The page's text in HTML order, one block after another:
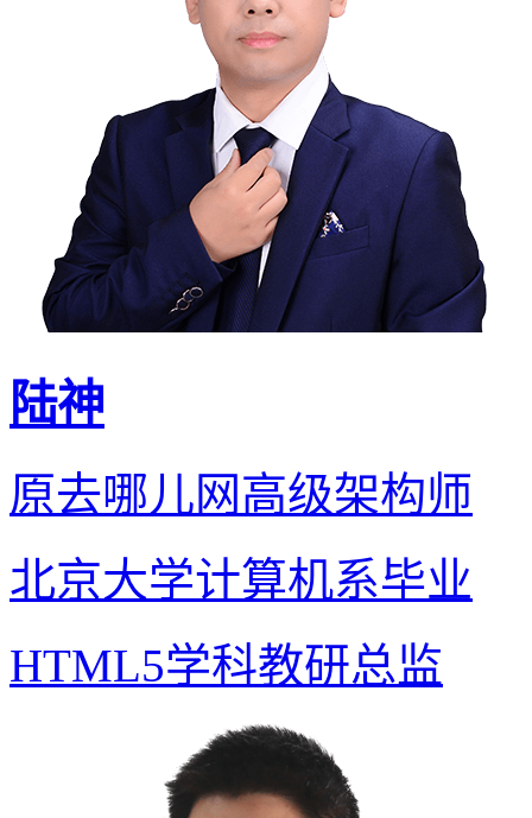
陆神
原去哪儿网高级架构师
北京大学计算机系毕业
HTML5学科教研总监